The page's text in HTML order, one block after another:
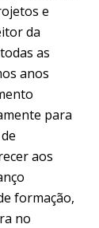
e
da
as
anos
para
aos
formação,
no